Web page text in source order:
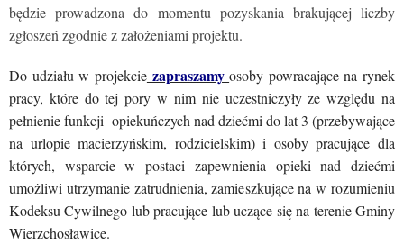
będzie prowadzona do momentu pozyskania brakującej liczby
zgłoszeń zgodnie z założeniami projektu.
Do udziału w projekciezapraszamyosoby powracające na rynek
pracy, które do tej pory w nim nie uczestniczyły ze względu na
pełnienie funkcji opiekuńczych nad dziećmi do lat 3 (przebywające
na urlopie macierzyńskim, rodzicielskim) i osoby pracujące dla
których, wsparcie w postaci zapewnienia opieki nad dziećmi
umożliwi utrzymanie zatrudnienia, zamieszkujące na w rozumieniu
Kodeksu Cywilnego lub pracujące lub uczące się na terenie Gminy
Wierzchosławice.